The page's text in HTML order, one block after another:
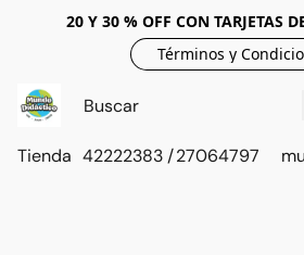
20 Y 30 % OFF CON TARJETAS
Términos y
Tienda 42222383 / 27064797